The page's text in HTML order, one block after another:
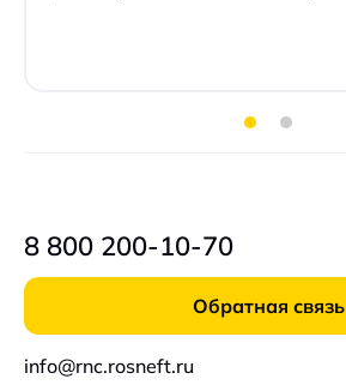
Обратная связь
8 800 200-10-70
info@rnc.rosneft.ru